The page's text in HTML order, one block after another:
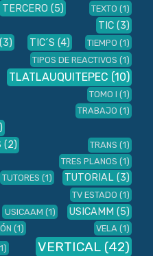
TERCERO (5) TEXTO (1)
TIC (3)
(3) TIC´S (4) TIEMPO (1)
TIPOS DE REACTIVOS (1)
TLATLAUQUITEPEC (10)
TOMO I (1)
TRABAJO (1)
(2) TRANS (1)
TRES PLANOS (1)
TUTORES (1) TUTORIAL (3)
TV ESTADO (1)
USICAAM (1) USICAMM (5)
(1) VELA (1)
VERTICAL (42)